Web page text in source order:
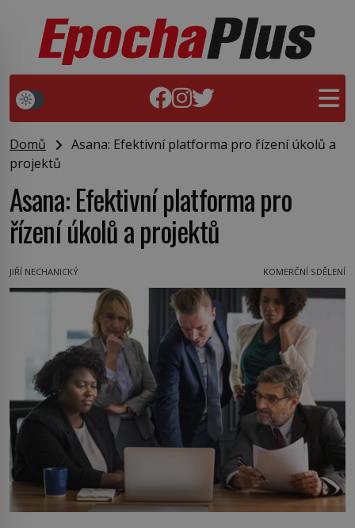
Domů
Asana: Efektivní platforma pro řízení úkolů a
projektů
Asana: Efektivní platforma pro
řízení úkolů a projektů
JIŘÍ NECHANICKÝ KOMERČNÍ SDĚLENÍ